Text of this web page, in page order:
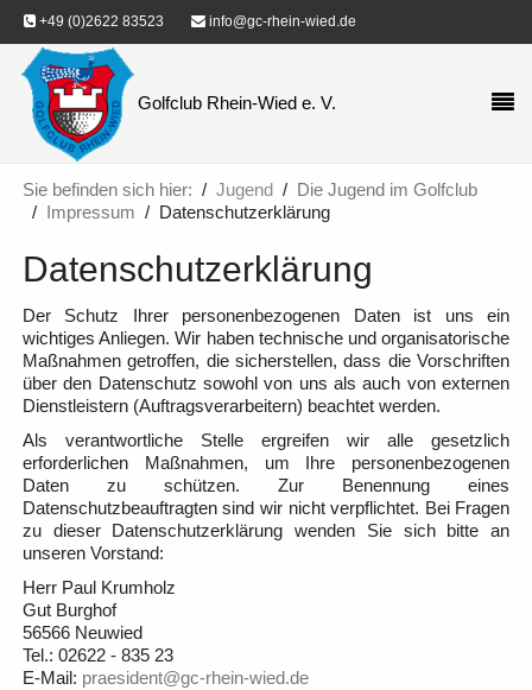
+49 (0)2622 83523 info@gc-rhein-wied.de
Golfclub Rhein-Wied e. V.
Sie befinden sich hier: Jugend
Die Jugend im Golfclub
Impressum
Datenschutzerklärung
Datenschutzerklärung
Der Schutz Ihrer personenbezogenen Daten ist uns ein
wichtiges Anliegen. Wir haben technische und organisatorische
Maßnahmen getroffen, die sicherstellen, dass die Vorschriften
über den Datenschutz sowohl von uns als auch von externen
Dienstleistern (Auftragsverarbeitern) beachtet werden.
Als verantwortliche Stelle ergreifen wir alle gesetzlich
erforderlichen Maßnahmen, um Ihre personenbezogenen
Daten zu schützen. Zur Benennung eines
Datenschutzbeauftragten sind wir nicht verpflichtet. Bei Fragen
zu dieser Datenschutzerklärung wenden Sie sich bitte an
unseren Vorstand:
Herr Paul Krumholz
Gut Burghof
56566 Neuwied
Tel.: 02622 - 835 23
E-Mail: praesident@gc-rhein-wied.de